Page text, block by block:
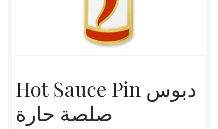
Hot Sauce Pin دبوس
صلصة حارة